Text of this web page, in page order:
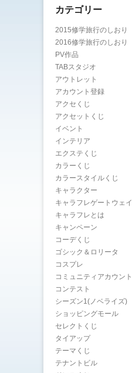
カテゴリー
2015修学旅行のしおり
2016修学旅行のしおり
PV作品
TABスタジオ
アウトレット
アカウント登録
アクセくじ
アクセットくじ
イベント
インテリア
エクステくじ
カラーくじ
カラースタイルくじ
キャラクター
キャラフレゲートウェイ
キャラフレとは
キャンペーン
コーデくじ
ゴシック＆ロリータ
コスプレ
コミュニティアカウント
コンテスト
シーズン1(ノベライズ)
ショッピングモール
セレクトくじ
タイアップ
テーマくじ
テナントビル